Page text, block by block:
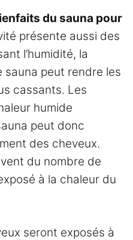
du sauna pour
présente aussi des
l’humidité, la
sauna peut rendre les
cassants. Les
humide
peut donc
des cheveux.
du nombre de
à la chaleur du
seront exposés à